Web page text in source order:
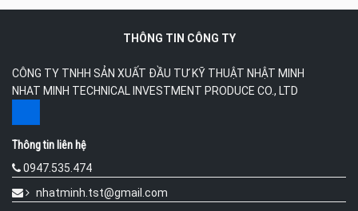
THÔNG TIN CÔNG TY
CÔNG TY TNHH SẢN XUẤT ĐẦU TƯ KỸ THUẬT NHẬT MINH
NHAT MINH TECHNICAL INVESTMENT PRODUCE CO., LTD
Thông tin liên hệ
0947.535.474
nhatminh.tst@gmail.com